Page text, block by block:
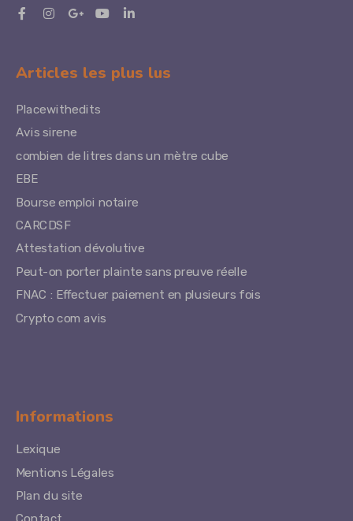
Articles les plus lus
Placewithedits
Avis sirene
combien de litres dans un mètre cube
EBE
Bourse emploi notaire
CARCDSF
Attestation dévolutive
Peut-on porter plainte sans preuve réelle
FNAC : Effectuer paiement en plusieurs fois
Crypto com avis
Informations
Lexique
Mentions Légales
Plan du site